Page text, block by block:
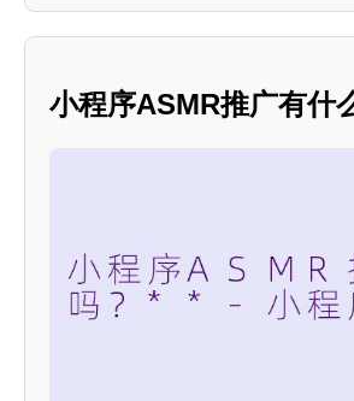
小程序ASMR推广有什